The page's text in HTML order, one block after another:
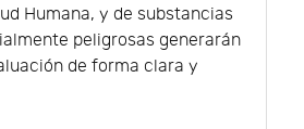
Humana, y de substancias
peligrosas generarán
de forma clara y